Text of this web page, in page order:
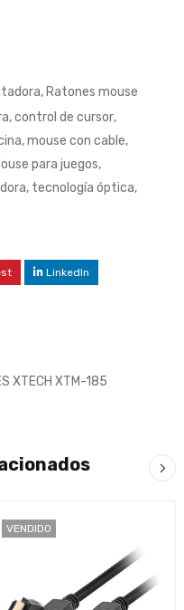
, Ratones mouse
,control de cursor,
,mouse con cable,
para juegos,
, tecnología óptica,
LinkedIn
XTECH XTM-185
VENDIDO